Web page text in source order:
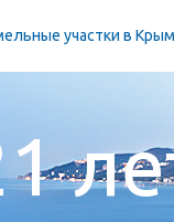
участки в